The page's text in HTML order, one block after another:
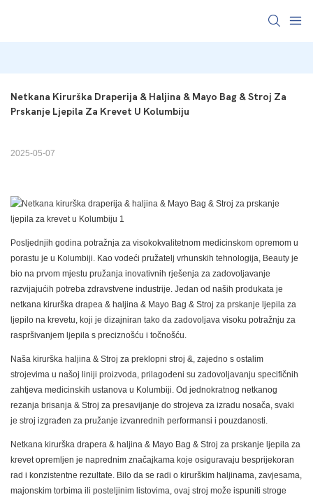
Netkana Kirurška Draperija & Haljina & Mayo Bag & Stroj Za
Prskanje Ljepila Za Krevet U Kolumbiju
2025-05-07
Posljednjih godina potražnja za visokokvalitetnom medicinskom opremom u
porastu je u Kolumbiji. Kao vodeći pružatelj vrhunskih tehnologija, Beauty je
bio na prvom mjestu pružanja inovativnih rješenja za zadovoljavanje
razvijajućih potreba zdravstvene industrije. Jedan od naših produkata je
netkana kirurška drapea & haljina & Mayo Bag & Stroj za prskanje ljepila za
ljepilo na krevetu, koji je dizajniran tako da zadovoljava visoku potražnju za
raspršivanjem ljepila s preciznošću i točnošću.
Naša kirurška haljina & Stroj za preklopni stroj &, zajedno s ostalim
strojevima u našoj liniji proizvoda, prilagođeni su zadovoljavanju specifičnih
zahtjeva medicinskih ustanova u Kolumbiji. Od jednokratnog netkanog
rezanja brisanja & Stroj za presavijanje do strojeva za izradu nosača, svaki
je stroj izgrađen za pružanje izvanrednih performansi i pouzdanosti.
Netkana kirurška drapera & haljina & Mayo Bag & Stroj za prskanje ljepila za
krevet opremljen je naprednim značajkama koje osiguravaju besprijekoran
rad i konzistentne rezultate. Bilo da se radi o kirurškim haljinama, zavjesama,
majonskim torbima ili posteljinim listovima, ovaj stroj može ispuniti stroge